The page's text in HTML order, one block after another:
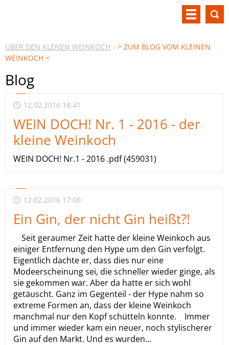
ÜBER DEN KLENEN WEINKOCH
> ZUM BLOG VOM KLEINEN
WEINKOCH <
Blog
12.02.2016 18:41
WEIN DOCH! Nr. 1 - 2016 - der
kleine Weinkoch
WEIN DOCH! Nr.1 - 2016 .pdf (459031)
12.02.2016 17:00
Ein Gin, der nicht Gin heißt?!
Seit geraumer Zeit hatte der kleine Weinkoch aus
einiger Entfernung den Hype um den Gin verfolgt.
Eigentlich dachte er, dass dies nur eine
Modeerscheinung sei, die schneller wieder ginge, als
sie gekommen war. Aber da hatte er sich wohl
getäuscht. Ganz im Gegenteil - der Hype nahm so
extreme Formen an, dass der kleine Weinkoch
manchmal nur den Kopf schütteln konnte. Immer
und immer wieder kam ein neuer, noch stylischerer
Gin auf den Markt. Und es wurden...